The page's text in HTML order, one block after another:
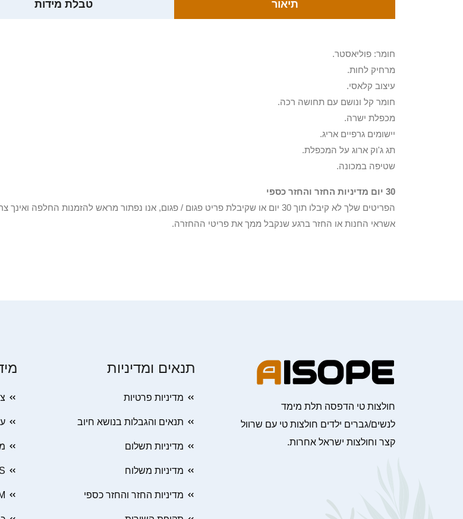
תיאור טבלת מידות
חומר: פוליאסטר.
מרחיק לחות.
עיצוב קלאסי.
חומר קל ונושם עם תחושה רכה.
מכפלת ישרה.
יישומים גרפיים אריג.
תג ג'וק ארוג על המכפלת.
שטיפה במכונה.
30 יום מדיניות החזר והחזר כספי
הפריטים שלך לא קיבלו תוך 30 יום או שקיבלת פריט פגום / פגום, אנו נפתור מראש
אשראי החנות או החזר ברגע שנקבל ממך את פריטי ההחזרה.
חולצות טי הדפסה תלת מימד
לנשים/גברים ילדים חולצות טי עם שרוול
קצר וחולצות ישראל אחרות.
תנאים ומדיניות
מדיניות פרטיות
תנאים והגבלות בנושא חיוב
מדיניות תשלום
מדיניות משלוח
מדיניות החזר והחזר כספי